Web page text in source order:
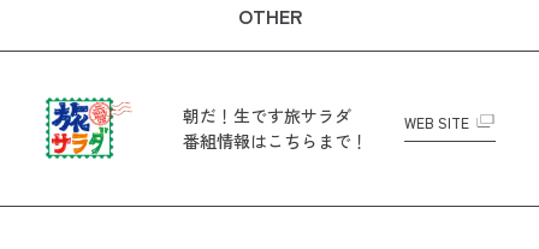
OTHER
朝だ！生です旅サラダ
番組情報はこちらまで！
WEB SITE